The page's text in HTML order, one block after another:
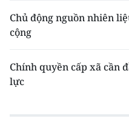
Chủ động nguồn nhiên
cộng
Chính quyền cấp xã cần
lực